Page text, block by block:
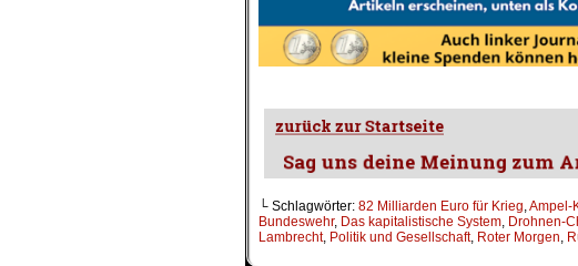
└ Schlagwörter: 82 Milliarden Euro für Krieg,Ampel-
Bundeswehr, Das kapitalistische System, Drohnen-
Lambrecht, Politik und Gesellschaft, Roter Morgen,